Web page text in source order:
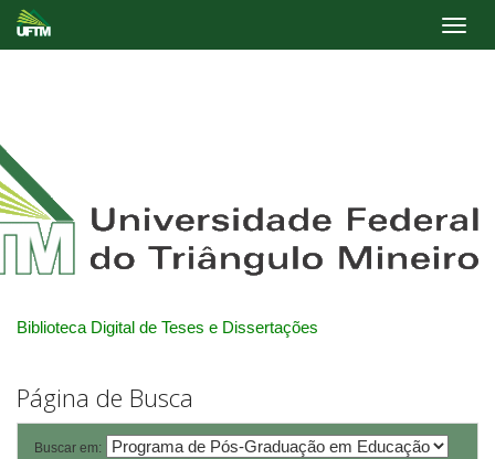
Biblioteca Digital de Teses e Dissertações
Página de Busca
Buscar em: